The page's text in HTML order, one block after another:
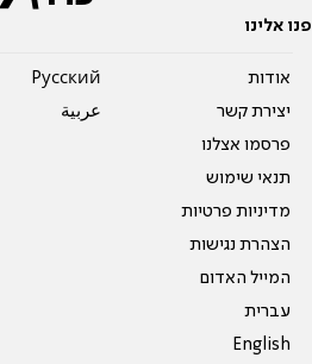
פנו אלינו
אודות
יצירת קשר
פרסמו אצלנו
תנאי שימוש
מדיניות פרטיות
הצהרת נגישות
המייל האדום
עברית
English
Pусский
عربية